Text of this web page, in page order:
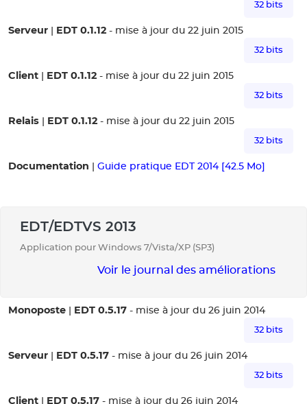
32 bits
Serveur EDT 0.1.12 - mise à jour du 22 juin 2015
32 bits
Client EDT 0.1.12 - mise à jour du 22 juin 2015
32 bits
Relais EDT 0.1.12 - mise à jour du 22 juin 2015
32 bits
Documentation Guide pratique EDT 2014 [42.5 Mo]
EDT/EDTVS 2013
Application pour Windows 7/Vista/XP (SP3)
Voir le journal des améliorations
Monoposte | EDT 0.5.17 - mise à jour du 26 juin 2014
32 bits
Serveur | EDT 0.5.17 - mise à jour du 26 juin 2014
32 bits
Client | EDT 0.5.17 - mise à jour du 26 juin 2014